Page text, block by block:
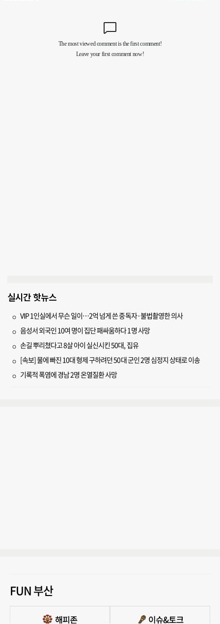
실시간 핫뉴스
VIP 1인실에서 무슨 일이…2억 넘게 쓴 중독자·불법촬영한 의사
음성서 외국인 10여 명이 집단 패싸움하다 1명 사망
손길 뿌리쳤다고 8살 아이 실신시킨 50대, 집유
[속보] 물에 빠진 10대 형제 구하려던 50대 군인 2명 심정지 상태로 이송
기록적 폭염에 경남 2명 온열질환 사망
FUN 부산